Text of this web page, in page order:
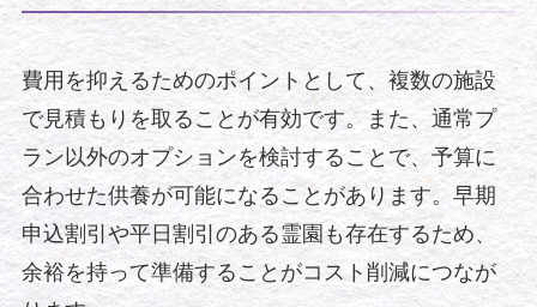
費用を抑えるためのポイントとして、複数の施設
で見積もりを取ることが有効です。また、通常プ
ラン以外のオプションを検討することで、予算に
合わせた供養が可能になることがあります。早期
申込割引や平日割引のある霊園も存在するため、
余裕を持って準備することがコスト削減につなが